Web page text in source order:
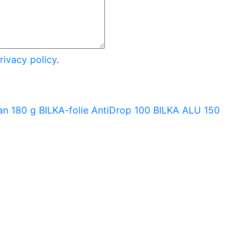
policy.
180 g BILKA-folie AntiDrop 100 BILKA ALU 150